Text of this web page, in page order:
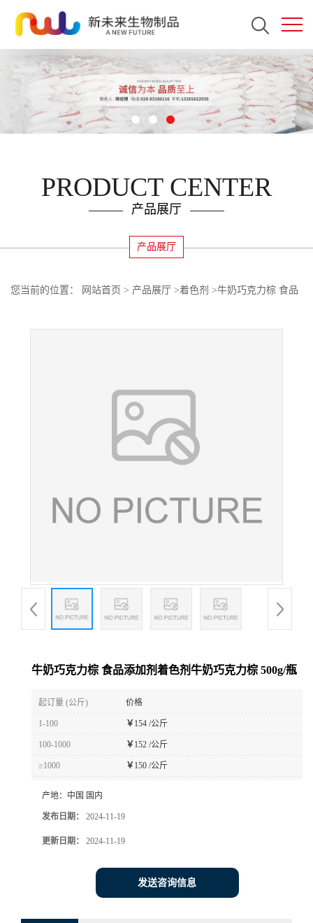
PRODUCT CENTER
产品展厅
产品展厅
您当前的位置： 网站首页 > 产品展厅 >着色剂 >牛奶巧克力棕 食品
牛奶巧克力棕 食品添加剂着色剂牛奶巧克力棕 500g/瓶
起订量 (公斤) 价格
1-100 ￥ 154 /公斤
100-1000 ￥ 152 /公斤
≥1000 ￥ 150 /公斤
产地： 中国 国内
发布日期： 2024-11-19
更新日期： 2024-11-19
发送咨询信息